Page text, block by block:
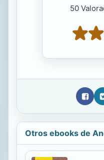
50
Otros ebooks de